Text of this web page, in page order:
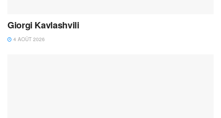
Giorgi Kavlashvili
4 AOÛT 2026